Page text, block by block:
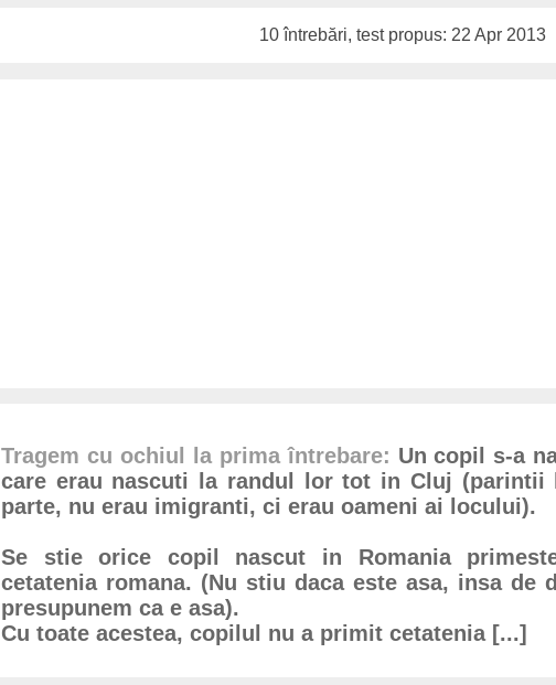
10 întrebări, test propus: 22 Apr 2013
Tragem cu ochiul la prima întrebare: Un copil s-a
care erau nascuti la randul lor tot in Cluj
parte, nu erau imigranti, ci erau oameni ai locului).
Se stie orice copil nascut in Romania
cetatenia romana. (Nu stiu daca este asa, insa de
presupunem ca e asa).
Cu toate acestea, copilul nu a primit cetatenia [...]